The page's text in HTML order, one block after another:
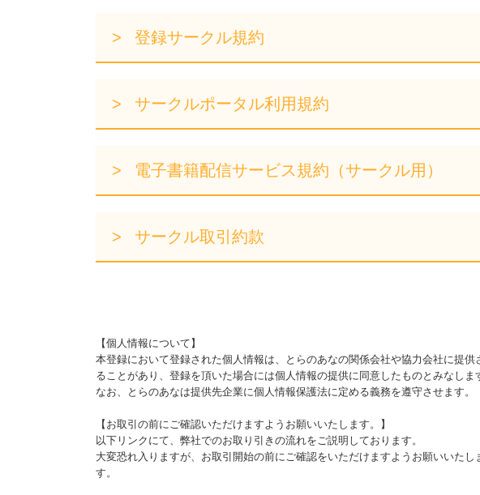
登録サークル規約
サークルポータル利用規約
電子書籍配信サービス規約（サークル用）
サークル取引約款
【個人情報について】
本登録において登録された個人情報は、とらのあなの関係会社や協力会社に提供
ることがあり、登録を頂いた場合には個人情報の提供に同意したものとみなしま
なお、とらのあなは提供先企業に個人情報保護法に定める義務を遵守させます。
【お取引の前にご確認いただけますようお願いいたします。】
以下リンクにて、弊社でのお取り引きの流れをご説明しております。
大変恐れ入りますが、お取引開始の前にご確認をいただけますようお願いいたし
す。